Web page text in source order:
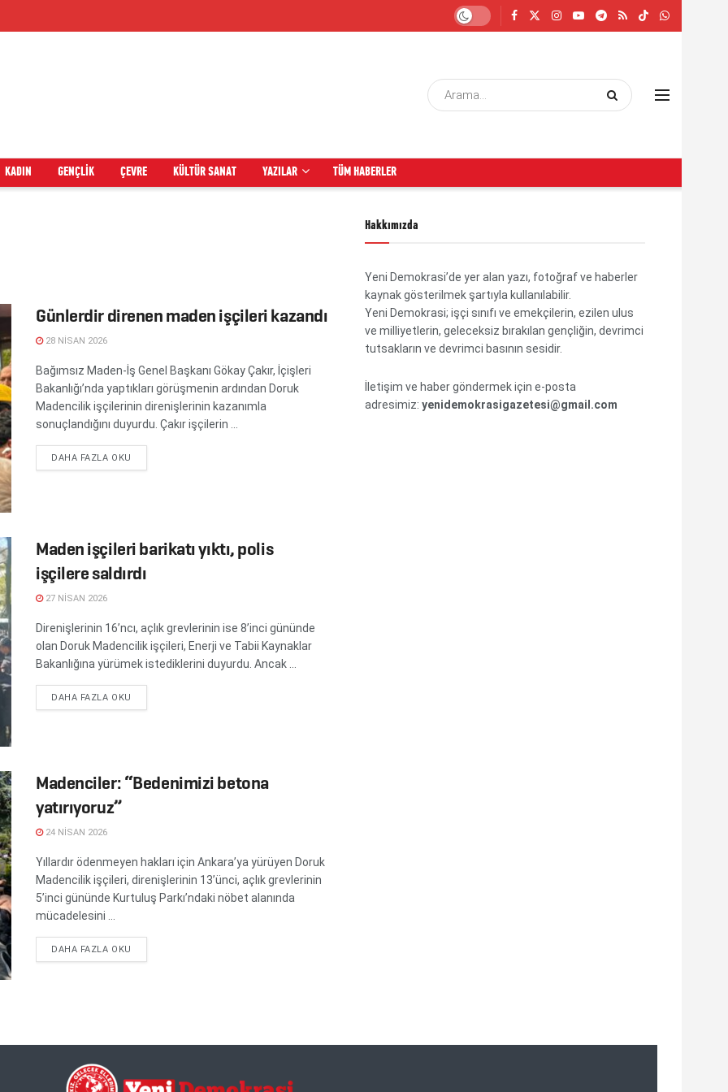
KADIN GENÇLIK ÇEVRE KÜLTÜR SANAT YAZILAR TÜM HABERLER
Günlerdir direnen maden işçileri kazandı
28 NISAN 2026
Bağımsız Maden-İş Genel Başkanı Gökay Çakır, İçişleri
Bakanlığı’nda yaptıkları görüşmenin ardından Doruk
Madencilik işçilerinin direnişlerinin kazanımla
sonuçlandığını duyurdu. Çakır işçilerin ...
DAHA FAZLA OKU
Maden işçileri barikatı yıktı, polis
işçilere saldırdı
27 NISAN 2026
Direnişlerinin 16’ncı, açlık grevlerinin ise 8’inci gününde
olan Doruk Madencilik işçileri, Enerji ve Tabii Kaynaklar
Bakanlığına yürümek istediklerini duyurdu. Ancak ...
DAHA FAZLA OKU
Madenciler: “Bedenimizi betona
yatırıyoruz”
24 NISAN 2026
Yıllardır ödenmeyen hakları için Ankara’ya yürüyen Doruk
Madencilik işçileri, direnişlerinin 13’ünci, açlık grevlerinin
5’inci gününde Kurtuluş Parkı’ndaki nöbet alanında
mücadelesini ...
DAHA FAZLA OKU
Hakkımızda
Yeni Demokrasi’de yer alan yazı, fotoğraf ve haberler
kaynak gösterilmek şartıyla kullanılabilir.
Yeni Demokrasi; işçi sınıfı ve emekçilerin, ezilen ulus
ve milliyetlerin, geleceksiz bırakılan gençliğin, devrimci
tutsakların ve devrimci basının sesidir.
İletişim ve haber göndermek için e-posta
adresimiz: yenidemokrasigazetesi@gmail.com